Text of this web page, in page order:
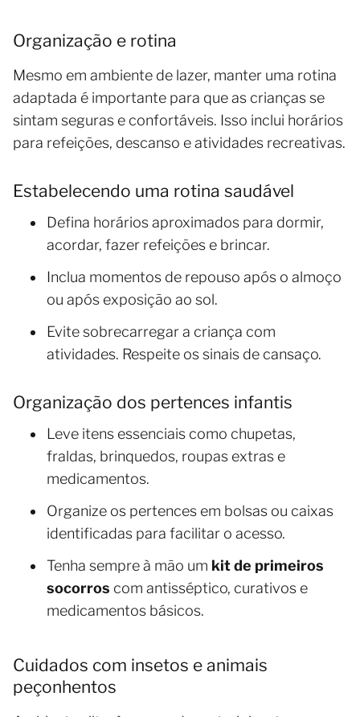
Organização e rotina
Mesmo em ambiente de lazer, manter uma rotina
adaptada é importante para que as crianças se
sintam seguras e confortáveis. Isso inclui horários
para refeições, descanso e atividades recreativas.
Estabelecendo uma rotina saudável
Defina horários aproximados para dormir,
acordar, fazer refeições e brincar.
Inclua momentos de repouso após o almoço
ou após exposição ao sol.
Evite sobrecarregar a criança com
atividades. Respeite os sinais de cansaço.
Organização dos pertences infantis
Leve itens essenciais como chupetas,
fraldas, brinquedos, roupas extras e
medicamentos.
Organize os pertences em bolsas ou caixas
identificadas para facilitar o acesso.
Tenha sempre à mão um kit de primeiros
socorros com antisséptico, curativos e
medicamentos básicos.
Cuidados com insetos e animais
peçonhentos